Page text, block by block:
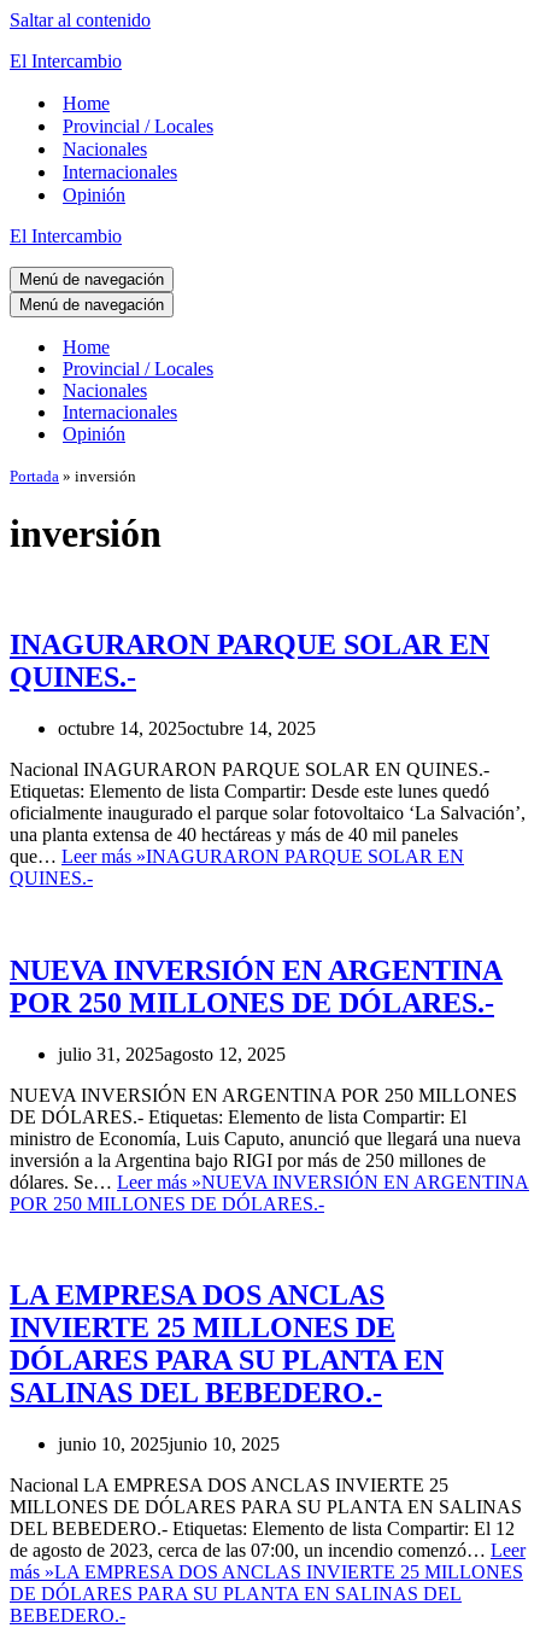
Saltar al contenido
El Intercambio
Home
Provincial / Locales
Nacionales
Internacionales
Opinión
El Intercambio
Menú de navegación
Menú de navegación
Home
Provincial / Locales
Nacionales
Internacionales
Opinión
Portada » inversión
inversión
INAGURARON PARQUE SOLAR EN
QUINES.-
octubre 14, 2025octubre 14, 2025
Nacional INAGURARON PARQUE SOLAR EN QUINES.-
Etiquetas: Elemento de lista Compartir: Desde este lunes quedó
oficialmente inaugurado el parque solar fotovoltaico ‘La Salvación’,
una planta extensa de 40 hectáreas y más de 40 mil paneles
que… Leer más »INAGURARON PARQUE SOLAR EN
QUINES.-
NUEVA INVERSIÓN EN ARGENTINA
POR 250 MILLONES DE DÓLARES.-
julio 31, 2025agosto 12, 2025
NUEVA INVERSIÓN EN ARGENTINA POR 250 MILLONES
DE DÓLARES.- Etiquetas: Elemento de lista Compartir: El
ministro de Economía, Luis Caputo, anunció que llegará una nueva
inversión a la Argentina bajo RIGI por más de 250 millones de
dólares. Se… Leer más »NUEVA INVERSIÓN EN ARGENTINA
POR 250 MILLONES DE DÓLARES.-
LA EMPRESA DOS ANCLAS
INVIERTE 25 MILLONES DE
DÓLARES PARA SU PLANTA EN
SALINAS DEL BEBEDERO.-
junio 10, 2025junio 10, 2025
Nacional LA EMPRESA DOS ANCLAS INVIERTE 25
MILLONES DE DÓLARES PARA SU PLANTA EN SALINAS
DEL BEBEDERO.- Etiquetas: Elemento de lista Compartir: El 12
de agosto de 2023, cerca de las 07:00, un incendio comenzó… Leer
más »LA EMPRESA DOS ANCLAS INVIERTE 25 MILLONES
DE DÓLARES PARA SU PLANTA EN SALINAS DEL
BEBEDERO.-